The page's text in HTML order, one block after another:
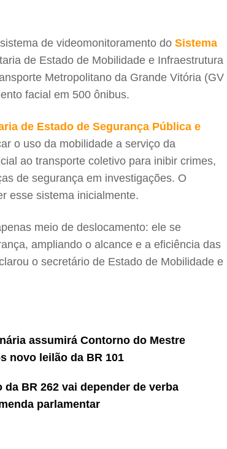
de videomonitoramento do Sistema
de Estado de Mobilidade e Infraestrutura
Metropolitano da Grande Vitória (GV
facial em 500 ônibus.
de Estado de Segurança Pública e
o uso da mobilidade a serviço da
ao transporte coletivo para inibir crimes,
de segurança em investigações. O
esse sistema inicialmente.
meio de deslocamento: ele se
ampliando o alcance e a eficiência das
o secretário de Estado de Mobilidade e
assumirá Contorno do Mestre
novo leilão da BR 101
da BR 262 vai depender de verba
parlamentar